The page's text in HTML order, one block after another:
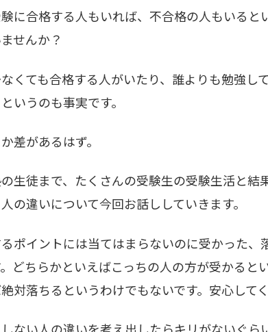
に合格する人もいれば、不合格の人もいると
せんか？
くても合格する人がいたり、誰よりも勉強し
いうのも事実です。
差があるはず。
生徒まで、たくさんの受験生の受験生活と結
の違いについて今回お話ししていきます。
ポイントには当てはまらないのに受かった、
どちらかといえばこっちの人の方が受かると
対落ちるというわけでもないです。安心してく